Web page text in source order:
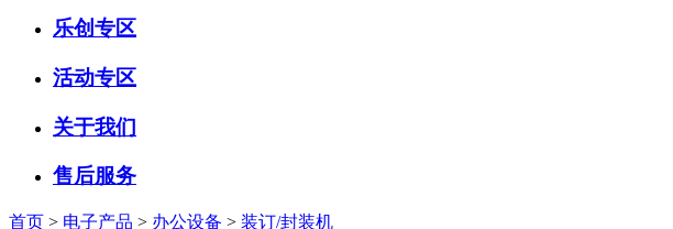
乐创专区
活动专区
关于我们
售后服务
首页 > 电子产品 > 办公设备 > 装订/封装机